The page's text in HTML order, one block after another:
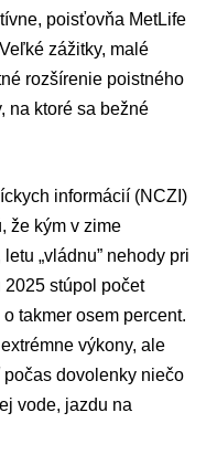
poisťovňa MetLife
zážitky, malé
rozšírenie poistného
na ktoré sa bežné
informácií (NCZI)
že kým v zime
„vládnu” nehody pri
stúpol počet
takmer osem percent.
výkony, ale
dovolenky niečo
vode, jazdu na